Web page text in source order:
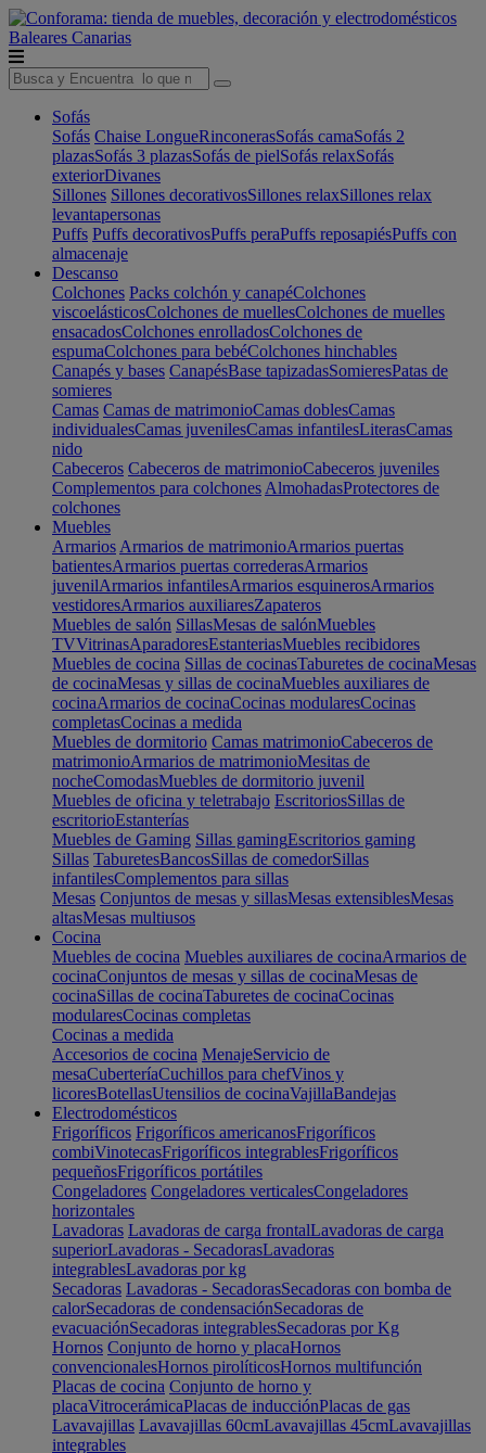
Baleares Canarias
Sofás
Sofás Chaise LongueRinconerasSofás camaSofás 2
plazasSofás 3 plazasSofás de pielSofás relaxSofás
exteriorDivanes
Sillones Sillones decorativosSillones relaxSillones relax
levantapersonas
Puffs Puffs decorativosPuffs peraPuffs reposapiésPuffs con
almacenaje
Descanso
Colchones Packs colchón y canapéColchones
viscoelásticosColchones de muellesColchones de muelles
ensacadosColchones enrolladosColchones de
espumaColchones para bebéColchones hinchables
Canapés y bases CanapésBase tapizadasSomieresPatas de
somieres
Camas Camas de matrimonioCamas doblesCamas
individualesCamas juvenilesCamas infantilesLiterasCamas
nido
Cabeceros Cabeceros de matrimonioCabeceros juveniles
Complementos para colchones AlmohadasProtectores de
colchones
Muebles
Armarios Armarios de matrimonioArmarios puertas
batientesArmarios puertas correderasArmarios
juvenilArmarios infantilesArmarios esquinerosArmarios
vestidoresArmarios auxiliaresZapateros
Muebles de salón SillasMesas de salónMuebles
TVVitrinasAparadoresEstanteriasMuebles recibidores
Muebles de cocina Sillas de cocinasTaburetes de cocinaMesas
de cocinaMesas y sillas de cocinaMuebles auxiliares de
cocinaArmarios de cocinaCocinas modularesCocinas
completasCocinas a medida
Muebles de dormitorio Camas matrimonioCabeceros de
matrimonioArmarios de matrimonioMesitas de
nocheComodasMuebles de dormitorio juvenil
Muebles de oficina y teletrabajo EscritoriosSillas de
escritorioEstanterías
Muebles de Gaming Sillas gamingEscritorios gaming
Sillas TaburetesBancosSillas de comedorSillas
infantilesComplementos para sillas
Mesas Conjuntos de mesas y sillasMesas extensiblesMesas
altasMesas multiusos
Cocina
Muebles de cocina Muebles auxiliares de cocinaArmarios de
cocinaConjuntos de mesas y sillas de cocinaMesas de
cocinaSillas de cocinaTaburetes de cocinaCocinas
modularesCocinas completas
Cocinas a medida
Accesorios de cocina MenajeServicio de
mesaCuberteríaCuchillos para chefVinos y
licoresBotellasUtensilios de cocinaVajillaBandejas
Electrodomésticos
Frigoríficos Frigoríficos americanosFrigoríficos
combiVinotecasFrigoríficos integrablesFrigoríficos
pequeñosFrigoríficos portátiles
Congeladores Congeladores verticalesCongeladores
horizontales
Lavadoras Lavadoras de carga frontalLavadoras de carga
superiorLavadoras - SecadorasLavadoras
integrablesLavadoras por kg
Secadoras Lavadoras - SecadorasSecadoras con bomba de
calorSecadoras de condensaciónSecadoras de
evacuaciónSecadoras integrablesSecadoras por Kg
Hornos Conjunto de horno y placaHornos
convencionalesHornos pirolíticosHornos multifunción
Placas de cocina Conjunto de horno y
placaVitrocerámicaPlacas de inducciónPlacas de gas
Lavavajillas Lavavajillas 60cmLavavajillas 45cmLavavajillas
integrables